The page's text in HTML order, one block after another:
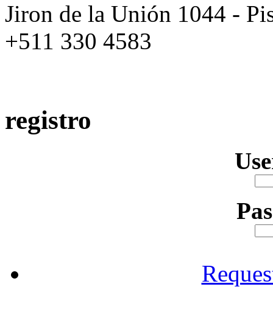
Jiron de la Unión 1044 -
+511 330 4583
registro